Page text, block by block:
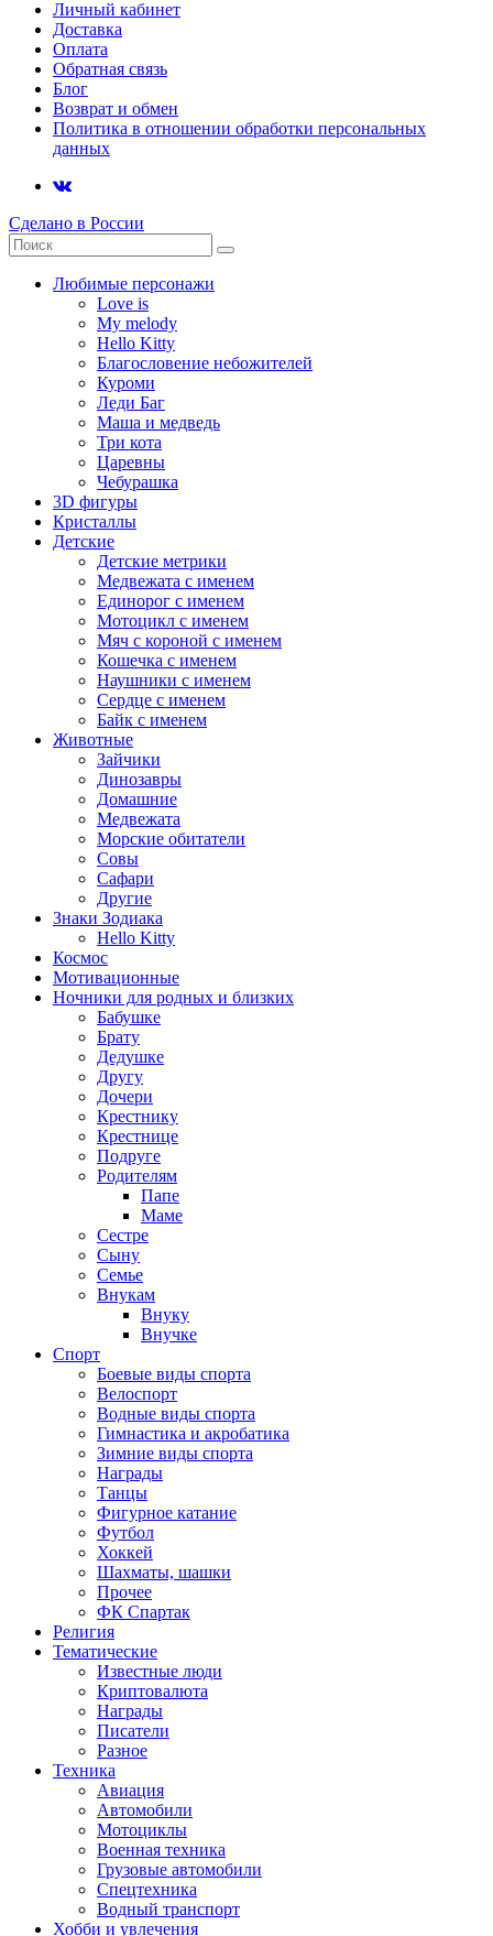
Личный кабинет
Доставка
Оплата
Обратная связь
Блог
Возврат и обмен
Политика в отношении обработки персональных
данных
Сделано в России
Любимые персонажи
Love is
My melody
Hello Kitty
Благословение небожителей
Куроми
Леди Баг
Маша и медведь
Три кота
Царевны
Чебурашка
3D фигуры
Кристаллы
Детские
Детские метрики
Медвежата с именем
Единорог с именем
Мотоцикл с именем
Мяч с короной с именем
Кошечка с именем
Наушники с именем
Сердце с именем
Байк с именем
Животные
Зайчики
Динозавры
Домашние
Медвежата
Морские обитатели
Совы
Сафари
Другие
Знаки Зодиака
Hello Kitty
Космос
Мотивационные
Ночники для родных и близких
Бабушке
Брату
Дедушке
Другу
Дочери
Крестнику
Крестнице
Подруге
Родителям
Папе
Маме
Сестре
Сыну
Семье
Внукам
Внуку
Внучке
Спорт
Боевые виды спорта
Велоспорт
Водные виды спорта
Гимнастика и акробатика
Зимние виды спорта
Награды
Танцы
Фигурное катание
Футбол
Хоккей
Шахматы, шашки
Прочее
ФК Спартак
Религия
Тематические
Известные люди
Криптовалюта
Награды
Писатели
Разное
Техника
Авиация
Автомобили
Мотоциклы
Военная техника
Грузовые автомобили
Спецтехника
Водный транспорт
Хобби и увлечения